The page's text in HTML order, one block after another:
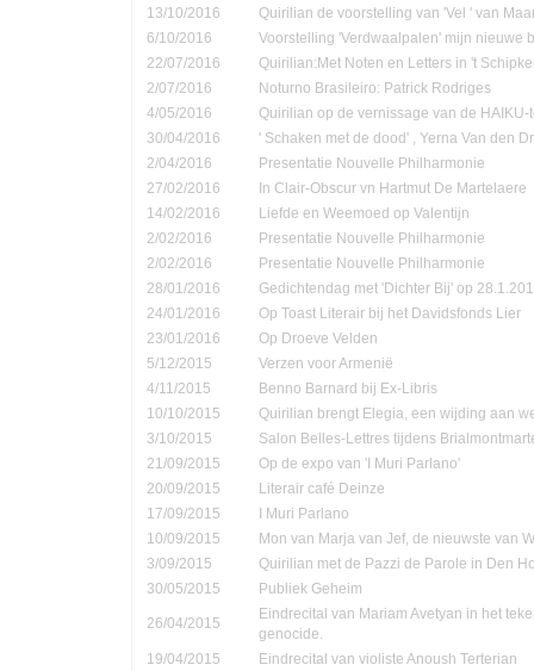
13/10/2016
Quirilian de voorstelling van 'Vel ' van
6/10/2016
Voorstelling 'Verdwaalpalen' mijn nieuwe
22/07/2016
Quirilian:Met Noten en Letters in 't
2/07/2016
Noturno Brasileiro: Patrick Rodriges
4/05/2016
Quirilian op de vernissage van de
30/04/2016
' Schaken met de dood' , Yerna Van den
2/04/2016
Presentatie Nouvelle Philharmonie
27/02/2016
In Clair-Obscur vn Hartmut De Martelaere
14/02/2016
Liefde en Weemoed op Valentijn
2/02/2016
Presentatie Nouvelle Philharmonie
2/02/2016
Presentatie Nouvelle Philharmonie
28/01/2016
Gedichtendag met 'Dichter Bij' op
24/01/2016
Op Toast Literair bij het Davidsfonds Lier
23/01/2016
Op Droeve Velden
5/12/2015
Verzen voor Armenië
4/11/2015
Benno Barnard bij Ex-Libris
10/10/2015
Quirilian brengt Elegia, een wijding aan
3/10/2015
Salon Belles-Lettres tijdens
21/09/2015
Op de expo van 'I Muri Parlano'
20/09/2015
Literair café Deinze
17/09/2015
I Muri Parlano
10/09/2015
Mon van Marja van Jef, de nieuwste van
3/09/2015
Quirilian met de Pazzi de Parole in Den
30/05/2015
Publiek Geheim
26/04/2015
Eindrecital van Mariam Avetyan in het
genocide.
19/04/2015
Eindrecital van violiste Anoush Terterian